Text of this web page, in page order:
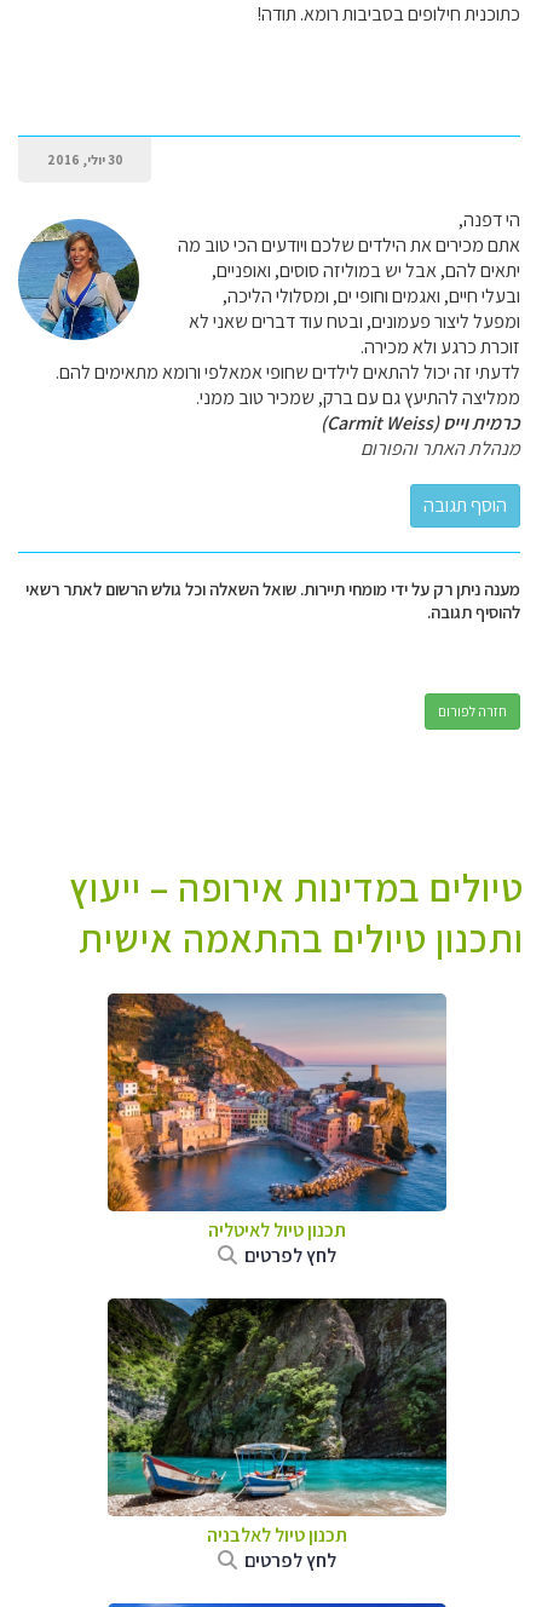
כתוכנית חילופים בסביבות רומא. תודה!
30 יולי, 2016
הי דפנה,
אתם מכירים את הילדים שלכם ויודעים הכי טוב מה
יתאים להם, אבל יש במוליזה סוסים, ואופניים,
ובעלי חיים, ואגמים וחופי ים, ומסלולי הליכה,
ומפעל ליצור פעמונים, ובטח עוד דברים שאני לא
זוכרת כרגע ולא מכירה.
לדעתי זה יכול להתאים לילדים שחופי אמאלפי ורומא מתאימים להם.
ממליצה להתיעץ גם עם ברק, שמכיר טוב ממני.
כרמית וייס (Carmit Weiss)
מנהלת האתר והפורום
מענה ניתן רק על ידי מומחי תיירות. שואל השאלה וכל גולש הרשום לאתר רשאי
להוסיף תגובה.
חזרה לפורום
טיולים במדינות אירופה – ייעוץ
ותכנון טיולים בהתאמה אישית
תכנון טיול לאיטליה
לחץ לפרטים
תכנון טיול לאלבניה
לחץ לפרטים